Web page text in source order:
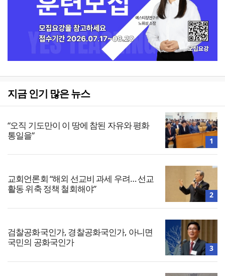
지금 인기 많은 뉴스
“오직 기도만이 이 땅에 참된 자유와 평화
통일을”
1
교회언론회 “해외 선교비 과세 우려… 선교
활동 위축 정책 철회해야”
2
검찰공화국인가, 경찰공화국인가, 아니면
국민의 공화국인가
3